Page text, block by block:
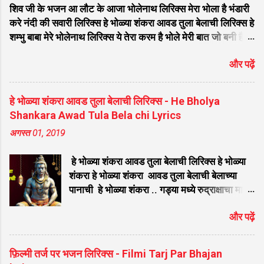
शिव जी के भजन आ लौट के आजा भोलेनाथ लिरिक्स मेरा भोला है भंडारी
करे नंदी की सवारी लिरिक्स हे भोळ्या शंकरा आवड तुला बेलाची लिरिक्स हे
शम्भु बाबा मेरे भोलेनाथ लिरिक्स ये तेरा करम है भोले मेरी बात जो बनी है
गुलशन सा मेरे भोलेनाथ आये है लिरिक्स नगर में जोगी आया भेद कोई
समझ ना पाया लिरिक्स शिवजी तेरे द्वार हम भी आयेंगे लिरिक्स सांसो की
माला पे सिमरु मै शिव का नाम लिरिक्स डम डम डमरू बजाना होगा भोले
मेरी कुटिया में आना होगा लिरिक्स मेरे भोले से भोले बाबा लिरिक्स भोलेनाथ
का चेला लिरिक्स भोले चेला बना लेना लिरिक्स सिर पे विराजे गंगा की धार
लिरिक्स महादेवा - Mahadeva Hansraj Raghuwanshi लिरिक्स
ऐसा डमरू बजाया भोलेनाथ ने लिरिक्स शिव शंकर औघड दानी बम भोला
लिरिक्स शिव कैलाशों के वासी शंकर संकट हरना लि...
और पढ़ें
हे भोळ्या शंकरा आवड तुला बेलाची लिरिक्स - He Bholya
Shankara Awad Tula Bela chi Lyrics
अगस्त 01, 2019
हे भोळ्या शंकरा आवड तुला बेलाची लिरिक्स हे भोळ्या
शंकरा हे भोळ्या शंकरा आवड तुला बेलाची बेलाच्या
पानाची हे भोळ्या शंकरा .. गड्या मध्ये रुद्राक्षाचा माडा
पानाची हे भोळ्या शंकरा .. त्रिशूल डमरू हाती संगे
नाचे पार्वती आवड तुला बेलाची बेलाच्या पानाची हे
भोळ्या शंकरा .. भोलेनाथ आलो तुमच्या द्वारी कोठे दिसे
ना पुजारी आवड तुला बेलाची बेलाच्या पानाची हे भोळ्या
और पढ़ें
फ़िल्मी तर्ज पर भजन लिरिक्स - Filmi Tarj Par Bhajan